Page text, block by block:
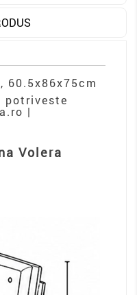
60.5x86x75cm
potriveste
|
Volera